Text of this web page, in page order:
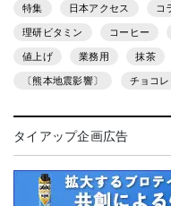
特集 日本アクセス コ
理研ビタミン コーヒー
値上げ 業務用 抹茶
〔熊本地震影響〕 チョコレ
タイアップ企画広告